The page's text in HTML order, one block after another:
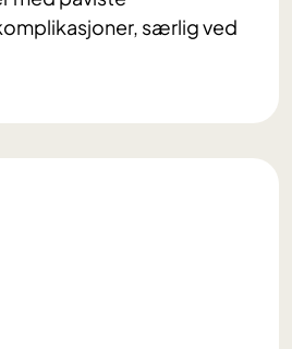
særlig ved